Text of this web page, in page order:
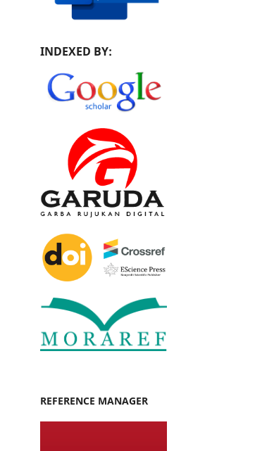
INDEXED BY:
REFERENCE MANAGER